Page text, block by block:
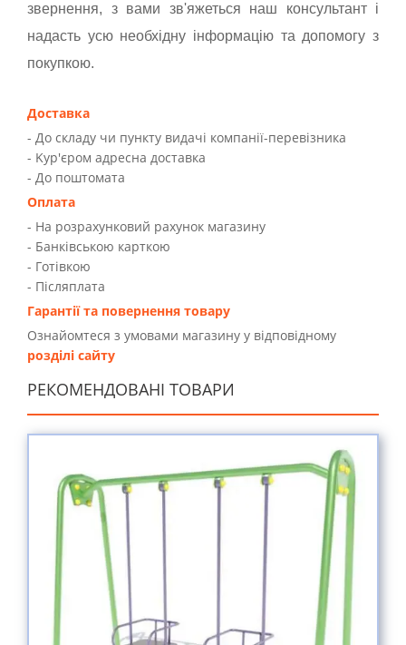
звернення, з вами зв'яжеться наш консультант і
надасть усю необхідну інформацію та допомогу з
покупкою.
Доставка
- До складу чи пункту видачі компанії-перевізника
- Kур'єром адресна доставка
- До поштомата
Оплата
- На розрахунковий рахунок магазину
- Банківською карткою
- Готівкою
- Післяплата
Гарантії та повернення товару
Ознайомтеся з умовами магазину у відповідному
розділі сайту
РЕКОМЕНДОВАНІ ТОВАРИ